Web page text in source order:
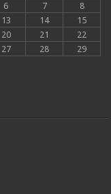
6 7
8
13 14
15
20 21
22
27 28
29